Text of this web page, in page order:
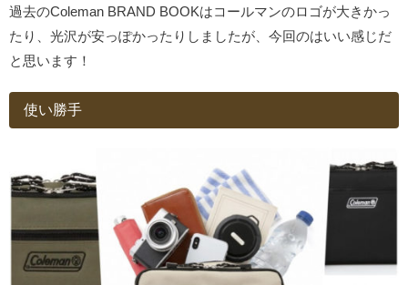
過去のColeman BRAND BOOKはコールマンのロゴが大きかっ
たり、光沢が安っぽかったりしましたが、今回のはいい感じだ
と思います！
使い勝手